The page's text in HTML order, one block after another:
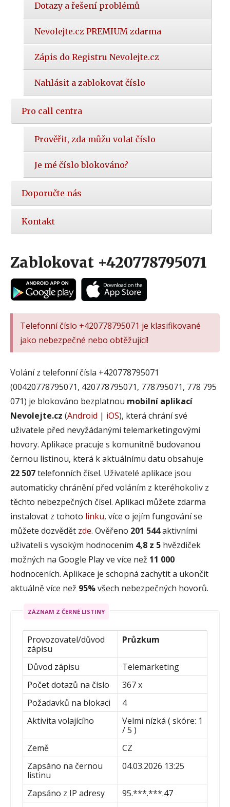
Dotazy a řešení problémů
Nevolejte.cz PREMIUM zdarma
Zápis do Registru Nevolejte.cz
Nahlásit a zablokovat číslo
Pro call centra
Prověřit, zda můžu volat číslo
Je mé číslo blokováno?
Doporučte nás
Kontakt
Zablokovat +420778795071
Telefonní číslo +420778795071 je klasifikované
jako nebezpečné nebo obtěžující!
Volání z telefonní čísla +420778795071
(00420778795071, 420778795071, 778795071, 778 795
071) je blokováno bezplatnou mobilní aplikací
Nevolejte.cz (Android | iOS), která chrání své
uživatele před nevyžádanými telemarketingovými
hovory. Aplikace pracuje s komunitně budovanou
černou listinou, která k aktuálnímu datu obsahuje
22 507telefonních čísel. Uživatelé aplikace jsou
automaticky chránění před voláním z kteréhokoliv z
těchto nebezpečných čísel. Aplikaci můžete zdarma
instalovat z tohoto linku, více o jejím fungování se
můžete dozvědět zde. Ověřeno 201 544aktivními
uživateli s vysokým hodnocením 4,8 z 5 hvězdiček
možných na Google Play ve více než 11 000
hodnoceních. Aplikace je schopná zachytit a ukončit
aktuálně více než 95%všech nebezpečných hovorů.
ZÁZNAM Z ČERNÉ LISTINY
Provozovatel/důvod
zápisu
Průzkum
Důvod zápisu
Telemarketing
Počet dotazů na číslo
367 x
Požadavků na blokaci
4
Aktivita volajícího
Velmi nízká ( skóre: 1
/ 5 )
Země
CZ
Zapsáno na černou
listinu
04.03.2026 13:25
Zapsáno z IP adresy
95.***.***.47